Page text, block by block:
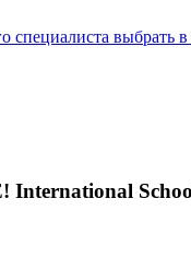
специалиста выбрать
International